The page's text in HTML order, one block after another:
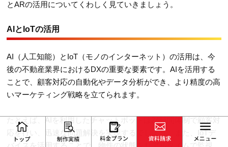
とARの活用についてくわしく見ていきましょう。
AIとIoTの活用
AI（人工知能）とIoT（モノのインターネット）の活用は、今
後の不動産業界におけるDXの重要な要素です。AIを活用する
ことで、顧客対応の自動化やデータ分析ができ、より精度の高
いマーケティング戦略を立てられます。
たとえば、AIを利用したチャットボットは24時間体制で顧客対
応を行い、迅速な問題解決を実現するでしょう。また、IoTデ